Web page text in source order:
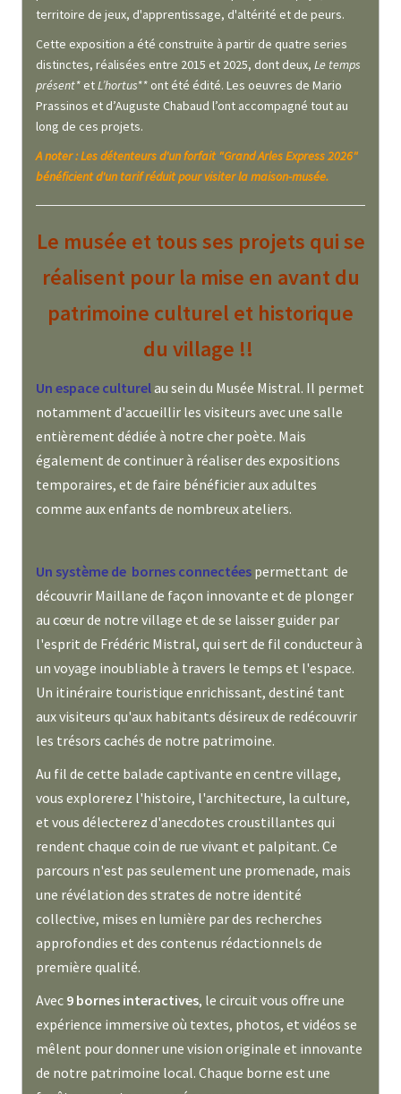
territoire de jeux, d'apprentissage, d'altérité et de peurs.
Cette exposition a été construite à partir de quatre series
distinctes, réalisées entre 2015 et 2025, dont deux, Le temps
présent*etL’hortus**ont été édité. Les oeuvres de Mario
Prassinos et d’Auguste Chabaud l’ont accompagné tout au
long de ces projets.
A noter : Les détenteurs d'un forfait "Grand Arles Express 2026"
bénéficient d'un tarif réduit pour visiter la maison-musée.
Le musée et tous ses projets qui se
réalisent pour la mise en avant du
patrimoine culturel et historique
du village !!
Un espace culturelau sein du Musée Mistral. Il permet
notamment d'accueillir les visiteurs avec une salle
entièrement dédiée à notre cher poète. Mais
également de continuer à réaliser des expositions
temporaires, et de faire bénéficier aux adultes
comme aux enfants de nombreux ateliers.
Un système de bornes connectées permettant de
découvrir Maillane de façon innovante et de plonger
au cœur de notre village et de se laisser guider par
l'esprit de Frédéric Mistral, qui sert de fil conducteur à
un voyage inoubliable à travers le temps et l'espace.
Un itinéraire touristique enrichissant, destiné tant
aux visiteurs qu'aux habitants désireux de redécouvrir
les trésors cachés de notre patrimoine.
Au fil de cette balade captivante en centre village,
vous explorerez l'histoire, l'architecture, la culture,
et vous délecterez d'anecdotes croustillantes qui
rendent chaque coin de rue vivant et palpitant. Ce
parcours n'est pas seulement une promenade, mais
une révélation des strates de notre identité
collective, mises en lumière par des recherches
approfondies et des contenus rédactionnels de
première qualité.
Avec 9 bornes interactives, le circuit vous offre une
expérience immersive où textes, photos, et vidéos se
mêlent pour donner une vision originale et innovante
de notre patrimoine local. Chaque borne est une